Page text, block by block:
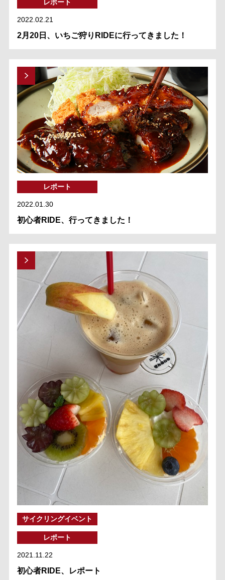
レポート
2022.02.21
2月20日、いちご狩りRIDEに行ってきました！
レポート
2022.01.30
初心者RIDE、行ってきました！
サイクリングイベント
レポート
2021.11.22
初心者RIDE、レポート